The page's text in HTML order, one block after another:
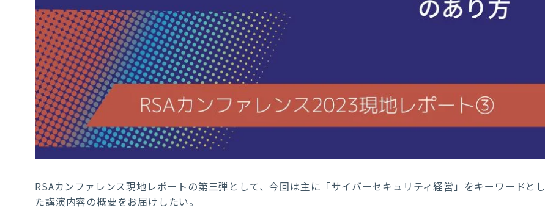
RSAカンファレンス現地レポートの第三弾として、今回は主に「サイバーセキュリティ経営」をキーワードとし
た講演内容の概要をお届けしたい。